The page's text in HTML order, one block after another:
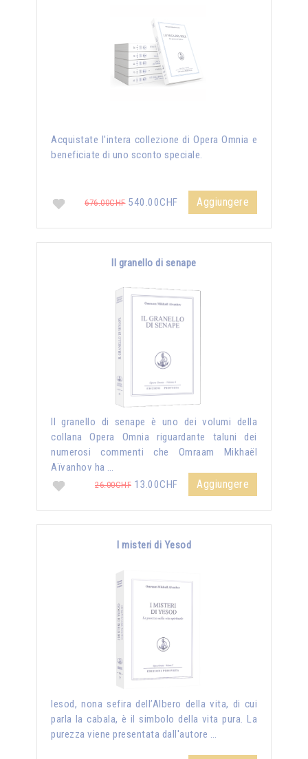
Acquistate l'intera collezione di Opera Omnia e
beneficiate di uno sconto speciale.
676.00CHF540.00CHF Aggiungere
Il granello di senape
Il granello di senape è uno dei volumi della
collana Opera Omnia riguardante taluni dei
numerosi commenti che Omraam Mikhaël
Aïvanhov ha …
26.00CHF 13.00CHF Aggiungere
I misteri di Yesod
Iesod, nona sefira dell’Albero della vita, di cui
parla la cabala, è il simbolo della vita pura. La
purezza viene presentata dall'autore …